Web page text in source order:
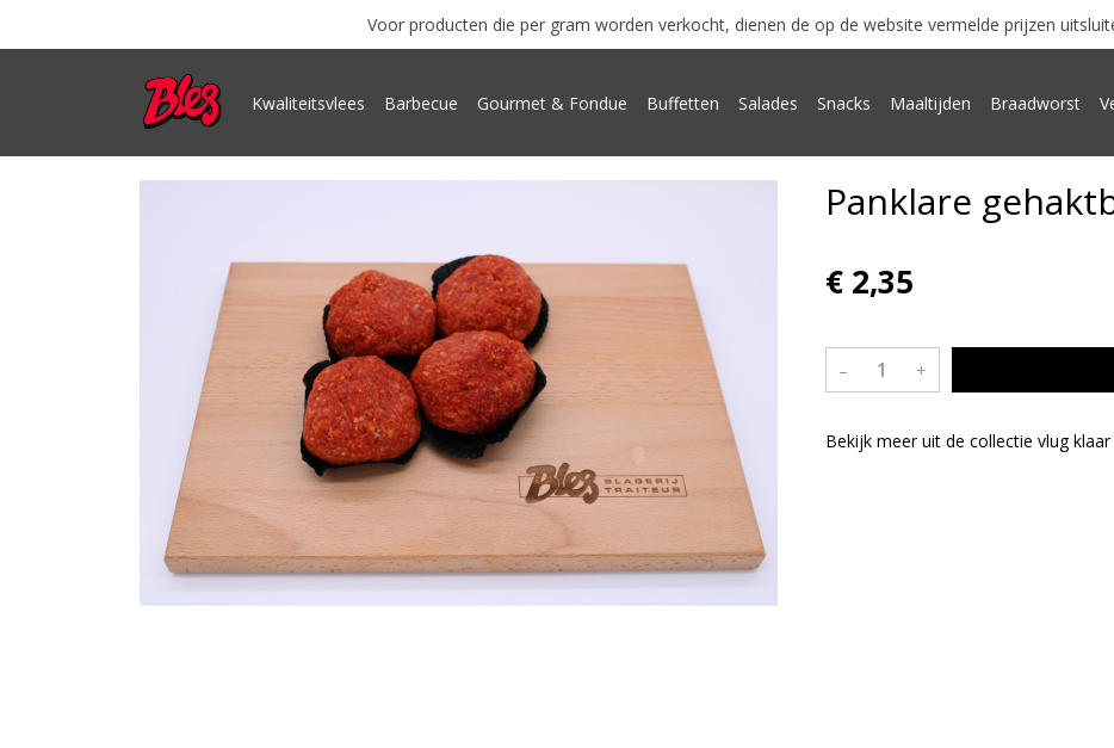
Voor producten die per gram worden verkocht, dienen de op de website vermelde prijzen
Kwaliteitsvlees Barbecue Gourmet & Fondue Buffetten Salades Snacks Maaltijden Braadworst
Panklare
€ 2,35
– +
Bekijk meer uit de collectie vlug klaar